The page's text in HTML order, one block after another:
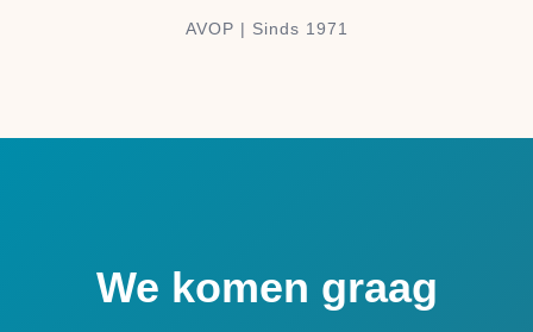
AVOP | Sinds 1971
We komen graag